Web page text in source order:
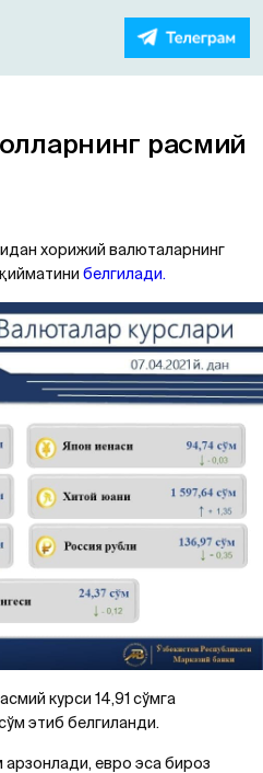
расмий
хорижий валюталарнинг
белгилади.
курси 14,91 сўмга
этиб белгиланди.
арзонлади, евро эса бироз